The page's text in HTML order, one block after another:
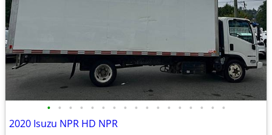
• • • • • • • • • • • • • • • • •
2020 Isuzu NPR HD NPR